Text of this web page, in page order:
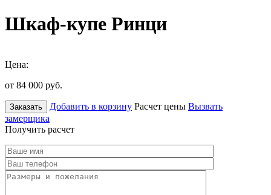
Шкаф-купе Ринци
Цена:
от 84 000 руб.
Заказать Добавить в корзину Расчет цены Вызвать
замерщика
Получить расчет